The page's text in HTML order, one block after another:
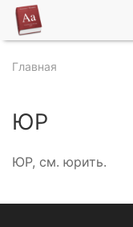
Главная
ЮР
ЮР, см. юрить.